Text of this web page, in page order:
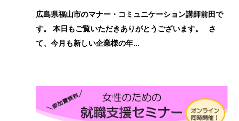
広島県福山市のマナー・コミュニケーション講師前田で
す。 本日もご覧いただきありがとうございます。 さ
て、今月も新しい企業様の年...